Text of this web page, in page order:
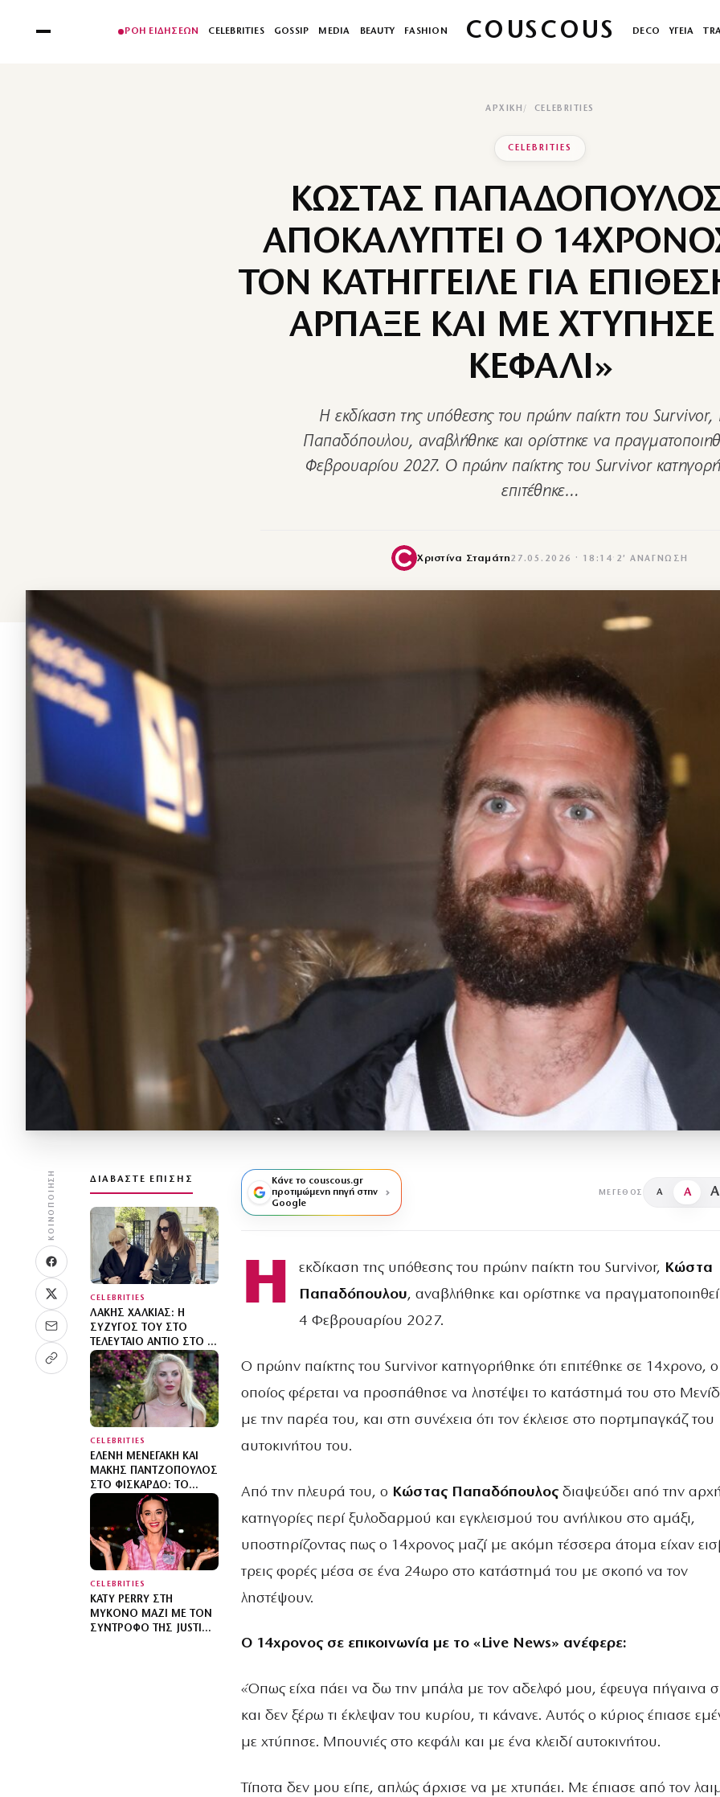
ΡΟΗ ΕΙΔΗΣΕΩΝ CELEBRITIES GOSSIP MEDIA BEAUTY FASHION COUSCOUS DECO ΥΓΕΙΑ
ΑΡΧΙΚΉ CELEBRITIES
CELEBRITIES
ΚΩΣΤΑΣ ΠΑΠΑΔΟΠΟΥΛΟΣ
ΑΠΟΚΑΛΥΠΤΕΙ Ο
ΤΟΝ ΚΑΤΗΓΓΕΙΛΕ ΓΙΑ
ΑΡΠΑΞΕ ΚΑΙ ΜΕ
ΚΕΦΑΛΙ»
Η εκδίκαση της υπόθεσης του πρώην παίκτη του
Παπαδόπουλου, αναβλήθηκε και ορίστηκε να
Φεβρουαρίου 2027. Ο πρώην παίκτης του Survivor
επιτέθηκε…
Χριστίνα Σταμάτη27.05.2026 · 18:14· 2′ ΑΝΆΓΝΩΣΗ
ΚΟΙΝΟΠΟΊΗΣΗ ΔΙΑΒΆΣΤΕ ΕΠΊΣΗΣ
CELEBRITIES
ΛΆΚΗΣ ΧΑΛΚΙΆΣ: Η
ΣΎΖΥΓΌΣ ΤΟΥ ΣΤΟ
ΤΕΛΕΥΤΑΊΟ ΑΝΤΊΟ ΣΤΟ Α’
ΝΕΚΡΟΤΑΦΕΊΟ ΑΘΗΝΏΝ
CELEBRITIES
ΕΛΈΝΗ ΜΕΝΕΓΆΚΗ ΚΑΙ
ΜΆΚΗΣ ΠΑΝΤΖΌΠΟΥΛΟΣ
ΣΤΟ ΦΙΣΚΆΡΔΟ: ΤΟ
ΒΊΝΤΕΟ ΑΠΌ ΤΟ ΓΕΎΜΑ
CELEBRITIES
KATY PERRY ΣΤΗ
ΜΎΚΟΝΟ ΜΑΖΊ ΜΕ ΤΟΝ
ΣΎΝΤΡΟΦΌ ΤΗΣ JUSTIN
Κάνε το couscous.gr
προτιμώμενη πηγή στην
Google
ΜΈΓΕΘΟΣ A A A
Η εκδίκαση της υπόθεσης του πρώην παίκτη του Survivor, Κώστα
Παπαδόπουλου, αναβλήθηκε και ορίστηκε να πραγματοποιηθεί
4 Φεβρουαρίου 2027.
Ο πρώην παίκτης του Survivor κατηγορήθηκε ότι επιτέθηκε σε 14χρονο, ο
οποίος φέρεται να προσπάθησε να ληστέψει το κατάστημά του στο
με την παρέα του, και στη συνέχεια ότι τον έκλεισε στο πορτμπαγκάζ του
αυτοκινήτου του.
Από την πλευρά του, ο Κώστας Παπαδόπουλοςδιαψεύδει από την αρχή
κατηγορίες περί ξυλοδαρμού και εγκλεισμού του ανήλικου στο αμάξι,
υποστηρίζοντας πως ο 14χρονος μαζί με ακόμη τέσσερα άτομα είχαν
τρεις φορές μέσα σε ένα 24ωρο στο κατάστημά του με σκοπό να τον
ληστέψουν.
Ο 14χρονος σε επικοινωνία με το «Live News» ανέφερε:
«Όπως είχα πάει να δω την μπάλα με τον αδελφό μου, έφευγα πήγαινα
και δεν ξέρω τι έκλεψαν του κυρίου, τι κάνανε. Αυτός ο κύριος έπιασε
με χτύπησε. Μπουνιές στο κεφάλι και με ένα κλειδί αυτοκινήτου.
Τίποτα δεν μου είπε, απλώς άρχισε να με χτυπάει. Με έπιασε από τον